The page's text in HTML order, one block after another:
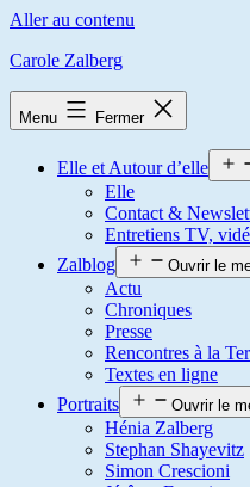
Aller au contenu
Carole Zalberg
Menu Fermer
Elle et Autour d’elle
Elle
Contact &
Entretiens TV,
Zalblog
Ouvrir le
Actu
Chroniques
Presse
Rencontres à la
Textes en ligne
Portraits
Ouvrir le
Hénia Zalberg
Stephan Shayevitz
Simon Crescioni